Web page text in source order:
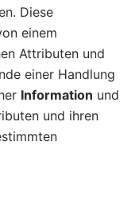
Diese
einem
Attributen und
einer Handlung
Information und
und ihren